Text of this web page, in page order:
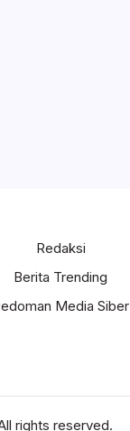
Redaksi
Berita Trending
Media Siber
rights reserved.